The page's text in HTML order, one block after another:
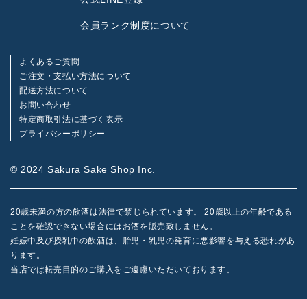
会員ランク制度について
よくあるご質問
ご注文・支払い方法について
配送方法について
お問い合わせ
特定商取引法に基づく表示
プライバシーポリシー
© 2024 Sakura Sake Shop Inc.
20歳未満の方の飲酒は法律で禁じられています。 20歳以上の年齢である
ことを確認できない場合にはお酒を販売致しません。
妊娠中及び授乳中の飲酒は、胎児・乳児の発育に悪影響を与える恐れがあ
ります。
当店では転売目的のご購入をご遠慮いただいております。